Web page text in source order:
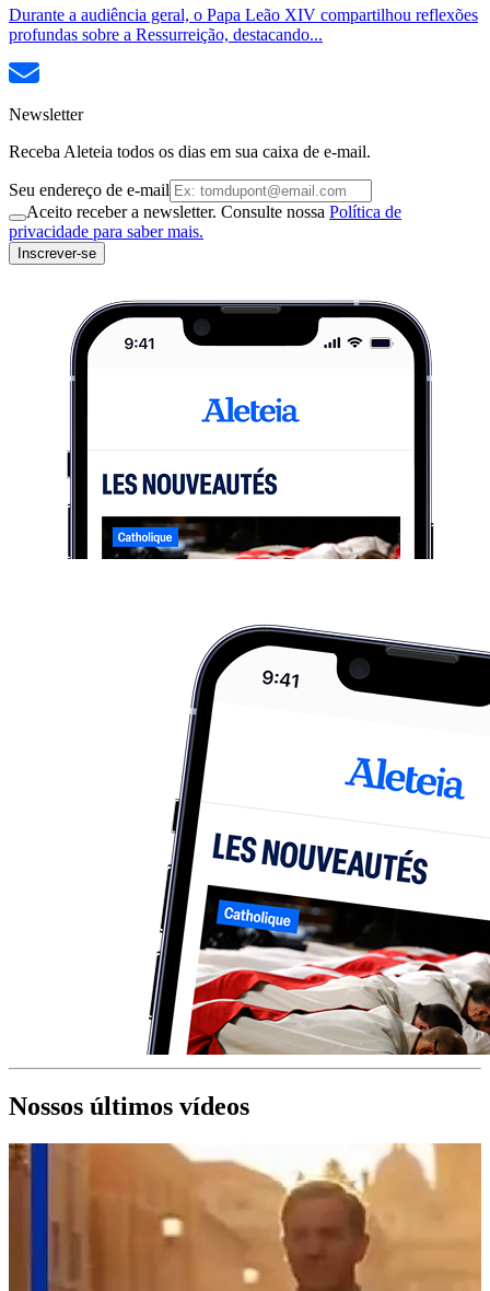
Durante a audiência geral, o Papa Leão XIV compartilhou reflexões
profundas sobre a Ressurreição, destacando...
Newsletter
Receba Aleteia todos os dias em sua caixa de e-mail.
Seu endereço de e-mail
Aceito receber a newsletter. Consulte nossa Política de
privacidade para saber mais.
Inscrever-se
Nossos últimos vídeos